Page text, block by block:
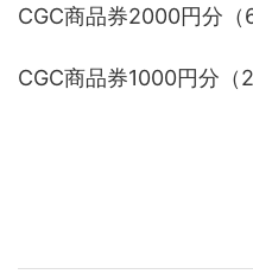
CGC商品券2000円分（
CGC商品券1000円分（